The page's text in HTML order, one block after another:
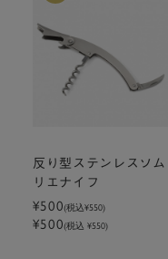
反り型ステンレスソム
リエナイフ
¥500(税込¥550)
¥500(税込 ¥550)